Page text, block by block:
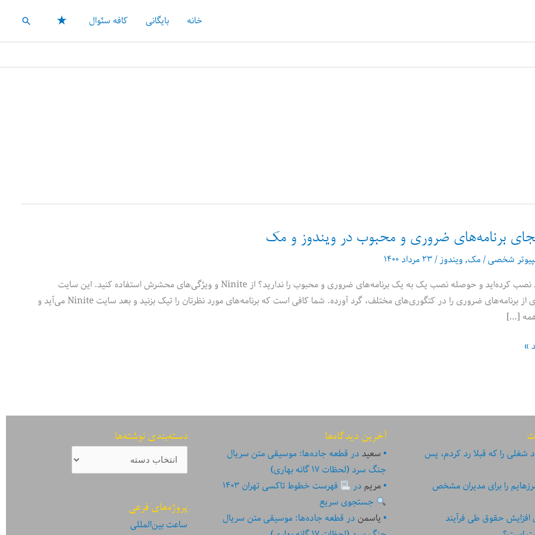
خانه بایگانی کافه سئوال ★ جستجو
برنامه‌های ضروری و محبوب در ویندوز و مک
شخصی/مک,ویندوز/۲۳ مرداد ۱۴۰۰
ویندوز جدید نصب کرده‌اید و حوصله نصب یک به یک برنامه‌های ضروری و محبوب را ندارید؟ از Ninite و ویژگی‌های محشرش استفاده کنید. این سایت
تعدادی زیادی از برنامه‌های ضروری را در کتگوری‌های مختلف، گرد آورده. شما کافی است که برنامه‌های مورد نظرتان را تیک بزنید و بعد سایت Ninite می‌آید و
[…]
»
شغلی را که قبلا رد کردم، پس
را برای مدیران مشخص
افزایش حقوق طی فرآیند
آخرین دیدگاه‌ها
سعیددرقطعه جاده‌ها: موسیقی متن سریال
جنگ سرد (لحظات ۱۷ گانه بهاری)
مریمدر
فهرست خطوط تاکسی تهران ۱۴۰۳
جستجوی سریع
یاسمندرقطعه جاده‌ها: موسیقی متن سریال
دسته‌بندی نوشته‌ها
دسته‌بندی
نوشته‌ها
پروژه‌های فرعی
ساعت بین‌المللی